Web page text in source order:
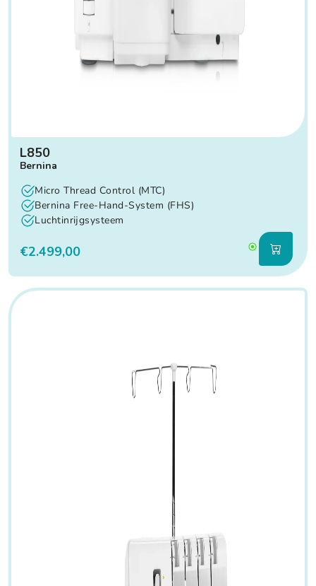
L850
Bernina
Micro Thread Control (MTC)
Bernina Free-Hand-System (FHS)
Luchtinrijgsysteem
€2.499,00